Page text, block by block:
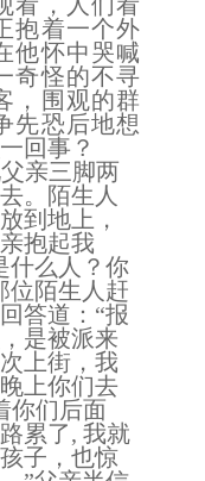
抱着一个外
他怀中哭喊
奇怪的不寻
，围观的群
先恐后地想
回事？
亲三脚两
。陌生人
到地上，
抱起我
什么人？你
位陌生人赶
答道：“报
是被派来
上街，我
上你们去
你们后面
累了, 我就
子，也惊